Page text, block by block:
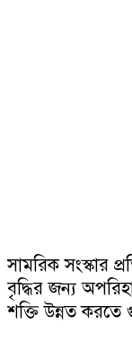
সামরিক সংস্কার
বৃদ্ধির জন্য
শক্তি উন্নত করতে